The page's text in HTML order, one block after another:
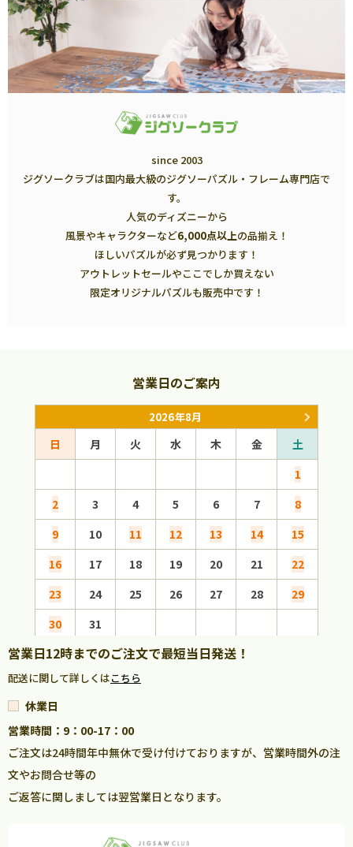
since 2003
ジグソークラブは国内最大級のジグソーパズル・フレーム専門店で
す。
人気のディズニーから
風景やキャラクターなど6,000点以上の品揃え！
ほしいパズルが必ず見つかります！
アウトレットセールやここでしか買えない
限定オリジナルパズルも販売中です！
営業日のご案内
2026年8月
日 月 火 水 木 金
土
1
2
3 4 5 6 7
8
9
10 11 12 13 14
15
16
17 18 19 20 21
22
23
24 25 26 27 28
29
30
31
営業日12時までのご注文で最短当日発送！
配送に関して詳しくはこちら
休業日
営業時間：9：00-17：00
ご注文は24時間年中無休で受け付けておりますが、営業時間外の注
文やお問合せ等の
ご返答に関しましては翌営業日となります。